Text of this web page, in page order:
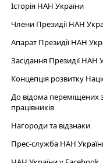
Історія НАН України
Члени Президії НАН
Апарат Президії НАН
Засідання Президії НАН
Концепція розвитку
До відома переміщених
працівників
Нагороди та відзнаки
Прес-служба НАН